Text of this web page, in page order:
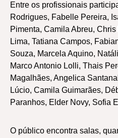
Entre os profissionais
Rodrigues, Fabelle Pereira,
Pimenta, Camila Abreu,
Lima, Tatiana Campos,
Souza, Marcela Aquino,
Marco Antonio Lolli, Thais
Magalhães, Angelica
Lúcio, Camila Guimarães,
Paranhos, Elder Novy, Sofia
O público encontra salas,